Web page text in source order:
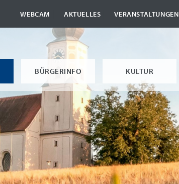
WEBCAM AKTUELLES VERANSTALTUNGEN
BÜRGERINFO KULTUR